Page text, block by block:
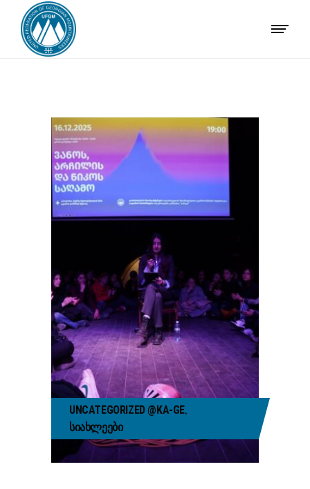
UNCATEGORIZED @KA-GE,
ᲡᲘᲐᲮᲚᲔᲔᲑᲘ